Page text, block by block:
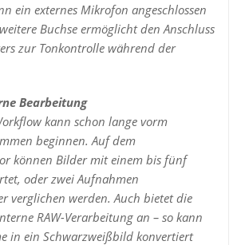
ein externes Mikrofon angeschlossen
Buchse ermöglicht den Anschluss
zur Tonkontrolle während der
Bearbeitung
kann schon lange vorm
beginnen. Auf dem
können Bilder mit einem bis fünf
oder zwei Aufnahmen
verglichen werden. Auch bietet die
RAW-Verarbeitung an – so kann
in ein Schwarzweißbild konvertiert